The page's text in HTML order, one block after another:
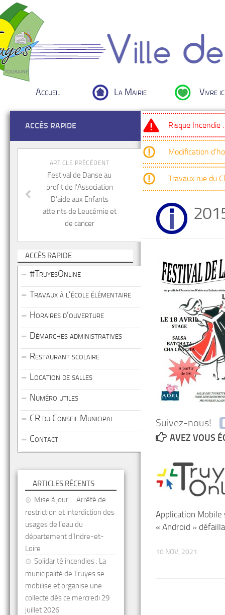
Accueil La Mairie Vivre
Risque Incendie
Modification
Travaux rue du
Suivez-nous!
AVEZ VOUS
Application Mobile
« Android »
10 NOV, 2021
ACCÈS RAPIDE
ARTICLE PRÉCÉDENT
Festival de Danse au
profit de l’Association
D’aide aux Enfants
atteints de Leucémie et
de cancer
ACCÈS RAPIDE
#TruyesOnline
Travaux à l’école élémentaire
Horaires d’ouverture
Démarches administratives
Restaurant scolaire
Location de salles
Numéro utiles
CR du Conseil Municipal
Contact
ARTICLES RÉCENTS
Mise à jour – Arrêté de
restriction et interdiction des
usages de l’eau du
département d’Indre-et-
Loire
Solidarité incendies : La
municipalité de Truyes se
mobilise et organise une
collecte dès ce mercredi 29
juillet 2026